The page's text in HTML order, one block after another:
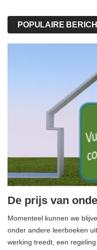
POPULAIRE
De prijs van
Momenteel kunnen we
onder andere leerboeken
werking treedt, een